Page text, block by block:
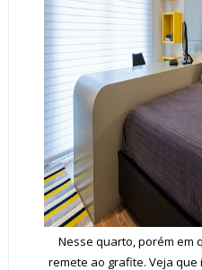
Nesse quarto, porém em
remete ao grafite. Veja